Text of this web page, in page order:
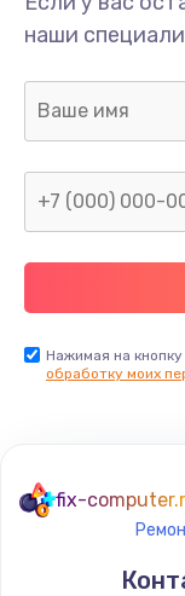
наши
Нажимая на
обработку моих
fix-